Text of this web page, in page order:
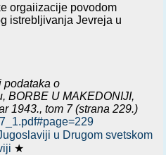
orgaiizacije povodom
istrebljivanja Jevreja u
podataka o
BORBE U MAKEDONIJI,
1943., tom 7 (strana 229.)
u Drugom svetskom
★